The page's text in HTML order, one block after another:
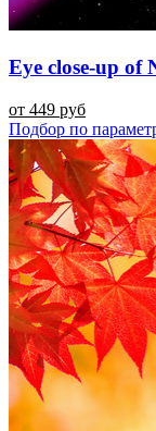
Eye close-up of
от 449 руб
Подбор по